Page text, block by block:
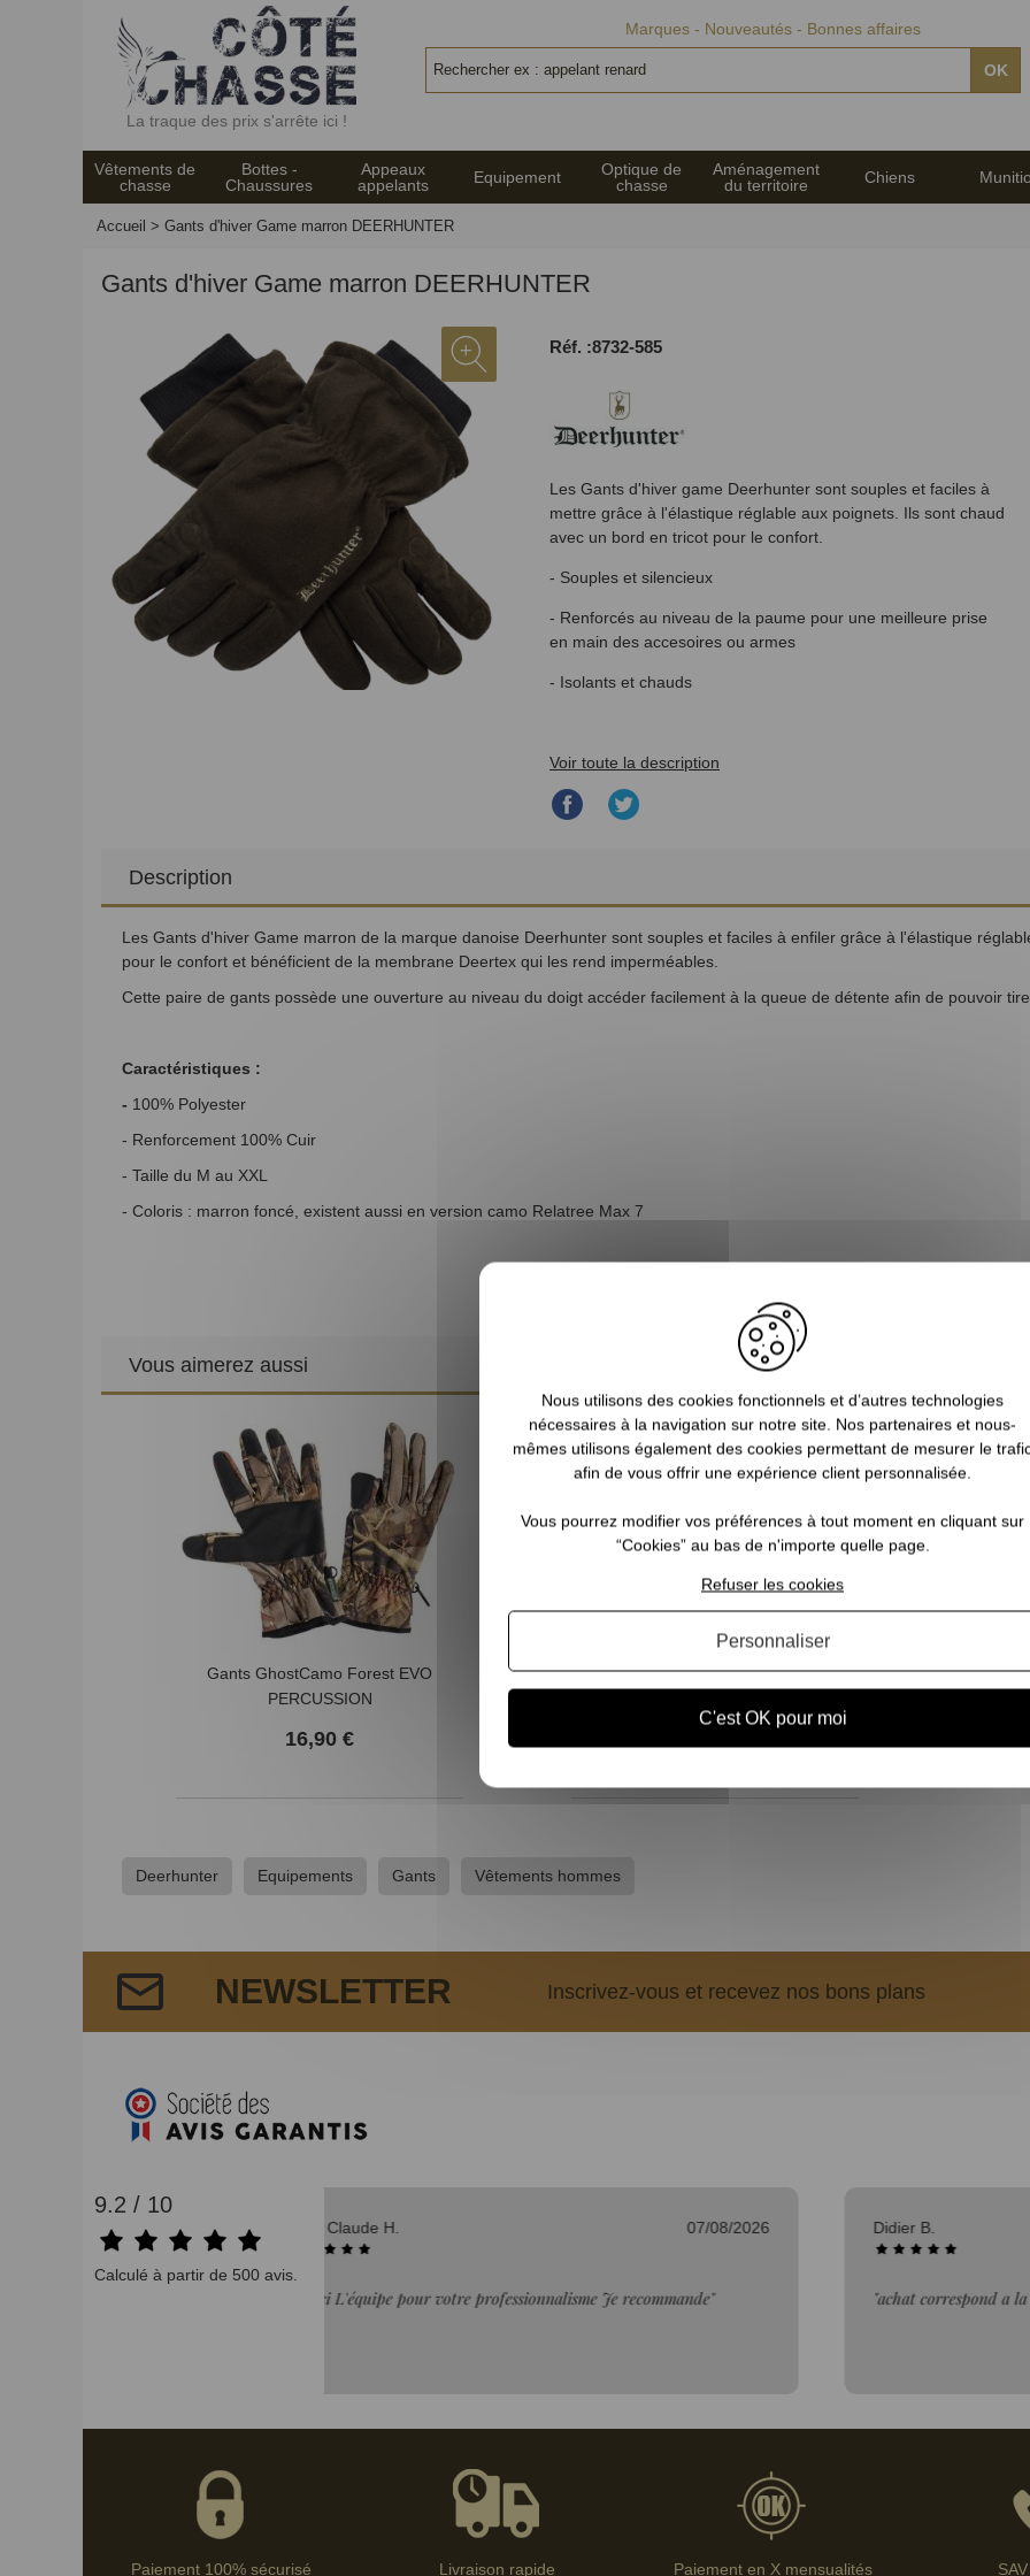
La traque des prix s'arrête ici !
Marques Nouveautés Bonnes affaires
OK
Vêtements de
chasse
Bottes -
Chaussures
Appeaux
appelants
Equipement
Optique de
chasse
Aménagement
du territoire
Chiens
Accueil > Gants d'hiver Game marron DEERHUNTER
Gants d'hiver Game marron DEERHUNTER
Réf. :8732-585
Les Gants d'hiver game Deerhunter sont souples et faciles à
mettre grâce à l'élastique réglable aux poignets. Ils sont chaud
avec un bord en tricot pour le confort.
- Souples et silencieux
- Renforcés au niveau de la paume pour une meilleure prise
en main des accesoires ou armes
- Isolants et chauds
Voir toute la description
Partager
Description
Les Gants d'hiver Game marron de la marque danoise Deerhunter sont souples et faciles à enfiler grâce à l'élastique
pour le confort et bénéficient de la membrane Deertex qui les rend imperméables.
Cette paire de gants possède une ouverture au niveau du doigt accéder facilement à la queue de détente afin de pouvoir
Caractéristiques :
- 100% Polyester
- Renforcement 100% Cuir
- Taille du M au XXL
- Coloris : marron foncé, existent aussi en version camo Relatree Max 7
Vous aimerez aussi
Gants GhostCamo Forest EVO
PERCUSSION
16,90 €
Gants chasse kaki ColdKill
Deerhunter Equipements Gants Vêtements hommes
NEWSLETTER Inscrivez-vous et recevez nos bons plans
9.2 / 10
Calculé à partir de 500 avis.
07/08/2026 Didier B. 06/08/2026
"achat correspond a la description" "Bien."
Paiement 100% sécurisé Livraison rapide Paiement en X mensualités
Nous utilisons des cookies fonctionnels et d’autres technologies
nécessaires à la navigation sur notre site. Nos partenaires et nous-
mêmes utilisons également des cookies permettant de mesurer le
afin de vous offrir une expérience client personnalisée.
Vous pourrez modifier vos préférences à tout moment en cliquant sur
“Cookies” au bas de n'importe quelle page.
C'est OK pour moi
Refuser les cookies
Personnaliser